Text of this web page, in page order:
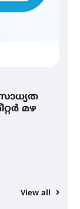
മഴ
View all
4.4
പൊരുതി